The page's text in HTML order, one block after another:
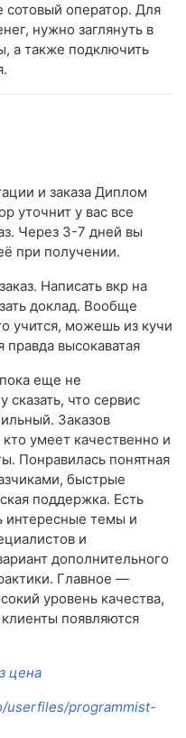
оператор. Для
нужно заглянуть в
а также подключить
и заказа Диплом
уточнит у вас все
Через 3-7 дней вы
при получении.
Написать вкр на
доклад. Вообще
учится, можешь из кучи
высокаватая
еще не
что сервис
Заказов
умеет качественно и
Понравилась понятная
быстрые
поддержка. Есть
интересные темы и
и
дополнительного
Главное —
уровень качества,
появляются
цена
userfiles/programmist-